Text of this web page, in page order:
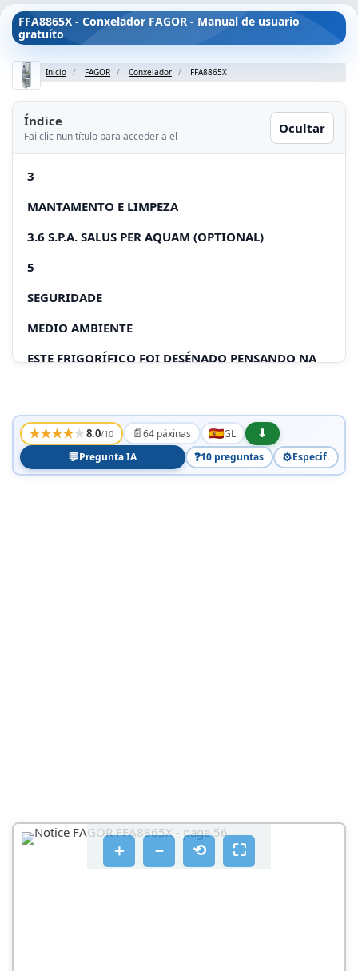
FFA8865X - Conxelador FAGOR - Manual de usuario
gratuíto
Inicio FAGOR Conxelador FFA8865X
Índice
Fai clic nun título para acceder a el
Ocultar
3
MANTAMENTO E LIMPEZA
3.6 S.P.A. SALUS PER AQUAM (OPTIONAL)
5
SEGURIDADE
MEDIO AMBIENTE
ESTE FRIGORÍFICO FOI DESÉNADO PENSANDO NA
★★★★★8.0/10 📄64 páxinas GL
⬇
💬Pregunta IA ❓10 preguntas ⚙️Especif.
＋ － ⟲ ⛶